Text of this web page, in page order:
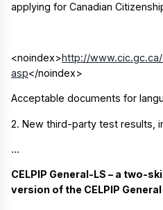
applying for Canadian
<noindex>http://
asp</noindex>
Acceptable documents for
2. New third-party test results,
...
CELPIP General-LS – a two-
version of the CELPIP